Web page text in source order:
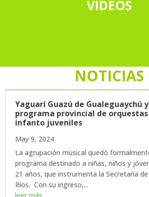
VIDEOS
NOTICIAS
Yaguarí Guazú de Gualeguaychú
programa provincial de orquestas
infanto juveniles
May 9, 2024
La agrupación musical quedó
programa destinado a niñas, niños y
21 años, que instrumenta la Secretaría
Ríos. Con su ingreso,...